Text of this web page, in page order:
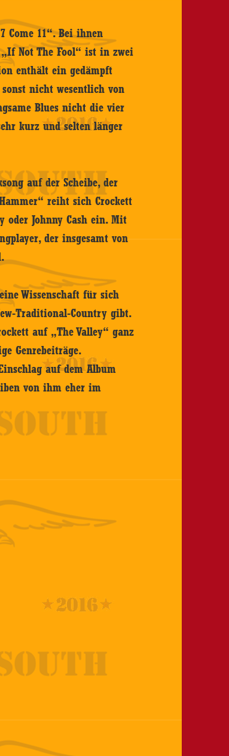
Come 11“. Bei ihnen
Not The Fool“ ist in zwei
enthält ein gedämpft
nicht wesentlich von
Blues nicht die vier
kurz und selten länger
auf der Scheibe, der
reiht sich Crockett
oder Johnny Cash ein. Mit
der insgesamt von
Wissenschaft für sich
Traditional-Country gibt.
auf „The Valley“ ganz
Genrebeiträge.
auf dem Album
von ihm eher im